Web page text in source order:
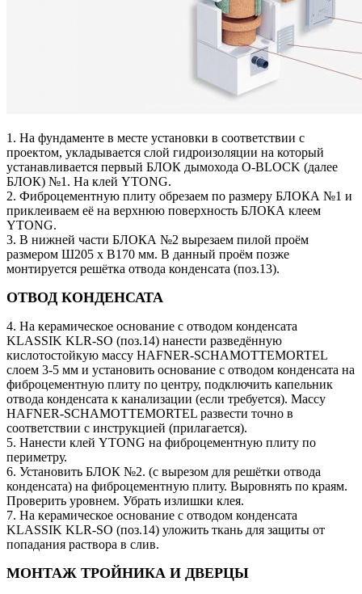
1. На фундаменте в месте установки в соответствии с
проектом, укладывается слой гидроизоляции на который
устанавливается первый БЛОК дымохода O-BLOCK (далее
БЛОК) №1. На клей YTONG.
2. Фиброцементную плиту обрезаем по размеру БЛОКА №1 и
приклеиваем её на верхнюю поверхность БЛОКА клеем
YTONG.
3. В нижней части БЛОКА №2 вырезаем пилой проём
размером Ш205 х В170 мм. В данный проём позже
монтируется решётка отвода конденсата (поз.13).
ОТВОД КОНДЕНСАТА
4. На керамическое основание с отводом конденсата
KLASSIK KLR-SO (поз.14) нанести разведённую
кислотостойкую массу HAFNER-SCHAMOTTEMORTEL
слоем 3-5 мм и установить основание с отводом конденсата на
фиброцементную плиту по центру, подключить капельник
отвода конденсата к канализации (если требуется). Массу
HAFNER-SCHAMOTTEMORTEL развести точно в
соответствии с инструкцией (прилагается).
5. Нанести клей YTONG на фиброцементную плиту по
периметру.
6. Установить БЛОК №2. (с вырезом для решётки отвода
конденсата) на фиброцементную плиту. Выровнять по краям.
Проверить уровнем. Убрать излишки клея.
7. На керамическое основание с отводом конденсата
KLASSIK KLR-SO (поз.14) уложить ткань для защиты от
попадания раствора в слив.
МОНТАЖ ТРОЙНИКА И ДВЕРЦЫ